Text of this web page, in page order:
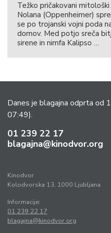
Težko pričakovani
Nolana (Oppenheimer)
se po trojanski vojni poda
domov. Med potjo sreča
sirene in nimfa Kalipso …
Danes je blagajna odprta od
07:49).
01 239 22 17
blagajna@kinodvor.org
Kinodvor
Kolodvorska 13, 1000 Ljubljana
Informacije:
01 239 22 17
blagajna@kinodvor.org